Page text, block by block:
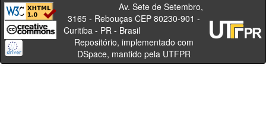
Av. Sete de Setembro,
3165 - Rebouças CEP 80230-901 -
Curitiba - PR - Brasil
Repositório, implementado com
DSpace, mantido pela UTFPR